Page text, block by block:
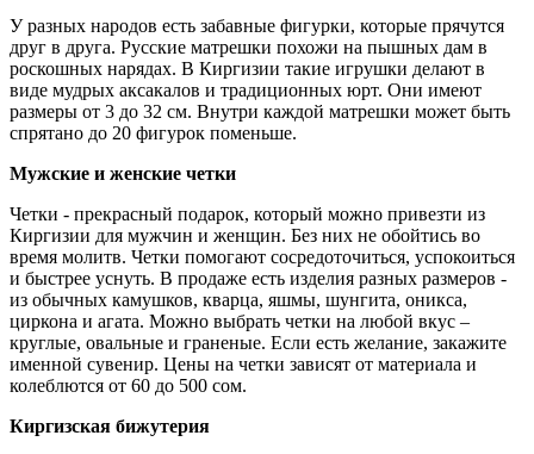
У разных народов есть забавные фигурки, которые прячутся
друг в друга. Русские матрешки похожи на пышных дам в
роскошных нарядах. В Киргизии такие игрушки делают в
виде мудрых аксакалов и традиционных юрт. Они имеют
размеры от 3 до 32 см. Внутри каждой матрешки может быть
спрятано до 20 фигурок поменьше.
Мужские и женские четки
Четки - прекрасный подарок, который можно привезти из
Киргизии для мужчин и женщин. Без них не обойтись во
время молитв. Четки помогают сосредоточиться, успокоиться
и быстрее уснуть. В продаже есть изделия разных размеров -
из обычных камушков, кварца, яшмы, шунгита, оникса,
циркона и агата. Можно выбрать четки на любой вкус –
круглые, овальные и граненые. Если есть желание, закажите
именной сувенир. Цены на четки зависят от материала и
колеблются от 60 до 500 сом.
Киргизская бижутерия